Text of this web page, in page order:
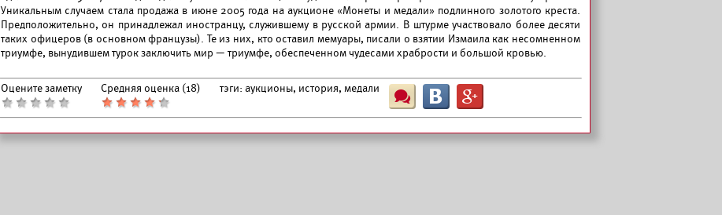
Уникальным случаем стала продажа в июне 2005 года на аукционе «Монеты и медали» подлинного золотого креста.
Предположительно, он принадлежал иностранцу, служившему в русской армии. В штурме участвовало более десяти
таких офицеров (в основном французы). Те из них, кто оставил мемуары, писали о взятии Измаила как несомненном
триумфе, вынудившем турок заключить мир — триумфе, обеспеченном чудесами храбрости и большой кровью.
Оцените заметку Средняя оценка (18) тэги: аукционы, история, медали Ш B G